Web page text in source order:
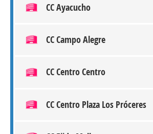
CC Ayacucho
CC Campo Alegre
CC Centro Centro
CC Centro Plaza Los Próceres